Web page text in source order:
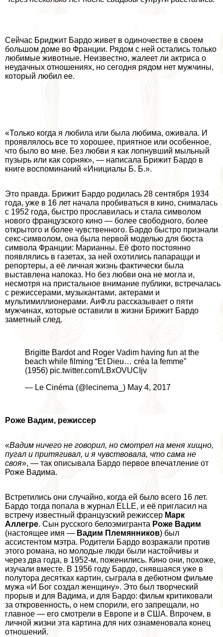
Сейчас Бриджит Бардо живет в одиночестве в своем
большом доме во Франции. Рядом с ней остались только
любимые животные. Неизвестно, жалеет ли актриса о
неудачных отношениях, но сегодня рядом нет мужчины,
который любил ее.
«Только когда я любила или была любима, оживала. И
проявлялось все то хорошее, приятное или особенное,
что было во мне. Без любви я как лопнувший мыльный
пузырь или как сорняк», — написала Брижит Бардо в
книге воспоминаний «Инициалы Б. Б.».
Это правда. Брижит Бардо родилась 28 сентября 1934
года, уже в 16 лет начала пробиваться в кино, снималась
с 1952 года, быстро прославилась и стала символом
нового французского кино — более свободного, более
открытого и более чувственного. Бардо быстро признали
ceкc-символом, она была первой моделью для бюcта
символа Франции: Марианны. Её фото постоянно
появлялись в газетах, за ней охотились папарацци и
репортеры, а её личная жизнь фактически была
выставлена напоказ. Но без любви она не могла и,
несмотря на пристальное внимание публики, встречалась
с режиссерами, музыкантами, актерами и
мультимиллионерами. АиФ.ru рассказывает о пяти
мужчинах, которые оставили в жизни Брижит Бардо
заметный след.
Brigitte Bardot and Roger Vadim having fun at the
beach while filming “Et Dieu… créa la femme”
(1956) pic.twitter.com/LBxOVUCIjv
— Le Cinéma (@lecinema_) May 4, 2017
Роже Вадим, режиссер
«Вадим ничего не говорил, но смотрел на меня хищно,
пугал и притягивал, и я чувствовала, что сама не
своя», — так описывала Бардо первое впечатление от
Роже Вадима.
Встретились они случайно, когда ей было всего 16 лет.
Бардо тогда попала в журнал ELLE, и её пригласил на
встречу известный французский режиссер Марк
Аллегре. Сын русского белоэмигранта Роже Вадим
(настоящее имя — Вадим Племянников) был
ассистентом мэтра. Родители Бардо возражали против
этого романа, но молодые люди были настойчивы и
через два года, в 1952-м, поженились. Кино они, похоже,
изучали вместе. В 1956 году Бардо, снявшаяся уже в
полутора десятках картин, сыграла в дебютном фильме
мужа «И Бог создал женщину». Это был творческий
прорыв и для Вадима, и для Бардо: фильм критиковали
за откровенность, о нем спорили, его запрещали, но
главное — его смотрели в Европе и в США. Впрочем, в
личной жизни эта картина для них ознаменовала конец
отношений.